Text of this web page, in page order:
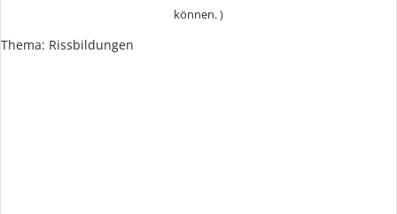
können. )
Thema: Rissbildungen